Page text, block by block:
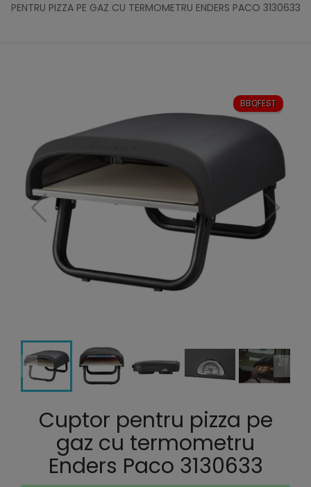
PENTRU PIZZA PE GAZ CU TERMOMETRU ENDERS PACO 3130633
BBQFEST
Cuptor pentru pizza pe
gaz cu termometru
Enders Paco 3130633